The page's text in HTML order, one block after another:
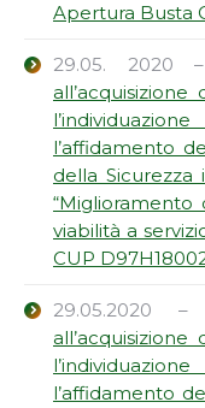
Apertura Busta
29.05. 2020
l’affidamento
della Sicurezza
“Miglioramento
viabilità a
CUP
29.05.2020 –
l’affidamento